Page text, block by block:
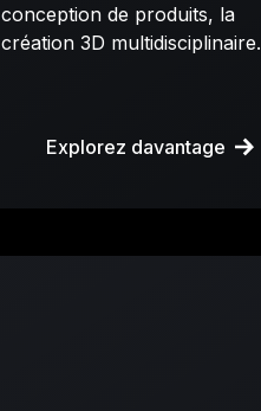
conception de produits, la
création 3D multidisciplinaire.
Explorez davantage